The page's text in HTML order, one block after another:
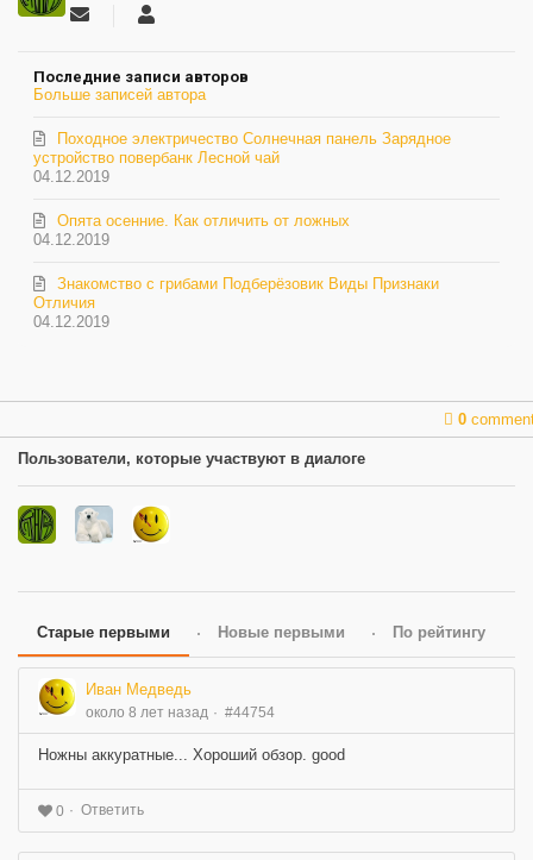
Подписаться
автора
Последние записи авторов
Больше записей автора
04.12.2019
Походное электричество Солнечная панель Зарядное
устройство повербанк Лесной чай
04.12.2019
Опята осенние. Как отличить от ложных
04.12.2019
Знакомство с грибами Подберёзовик Виды Признаки
Отличия
0
Пользователи, которые участвуют в диалоге
Старые первыми Новые первыми По рейтингу
Иван Медведь
около 8 лет назад #44754
Ножны аккуратные... Хороший обзор. good
0 Ответить